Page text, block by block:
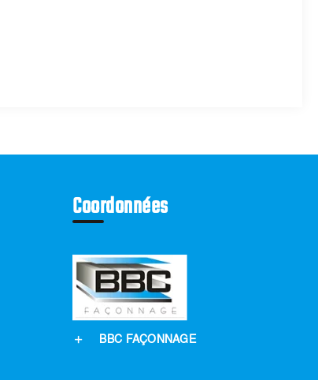
Coordonnées
BBC FAÇONNAGE